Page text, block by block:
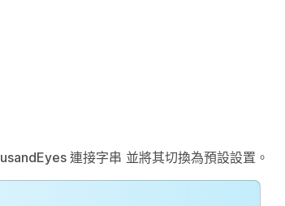
連接字串 並將其切換為預設設置。